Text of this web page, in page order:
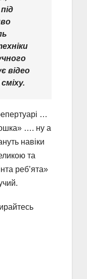
відео
…
…. ну а
навіки
та
реб’ята»